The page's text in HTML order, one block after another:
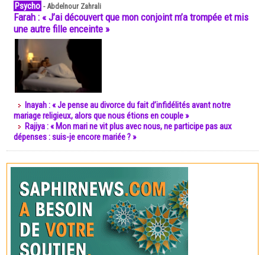
Psycho -Abdelnour Zahrali
Farah : « J’ai découvert que mon conjoint m’a trompée et mis
une autre fille enceinte »
Inayah : « Je pense au divorce du fait d’infidélités avant notre
mariage religieux, alors que nous étions en couple »
Rajiya : « Mon mari ne vit plus avec nous, ne participe pas aux
dépenses : suis-je encore mariée ? »